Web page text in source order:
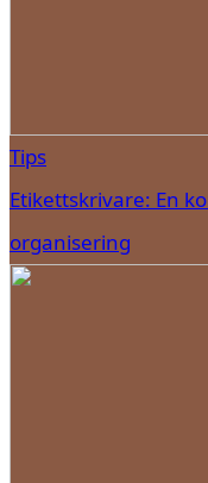
Tips
Etikettskrivare: En
organisering